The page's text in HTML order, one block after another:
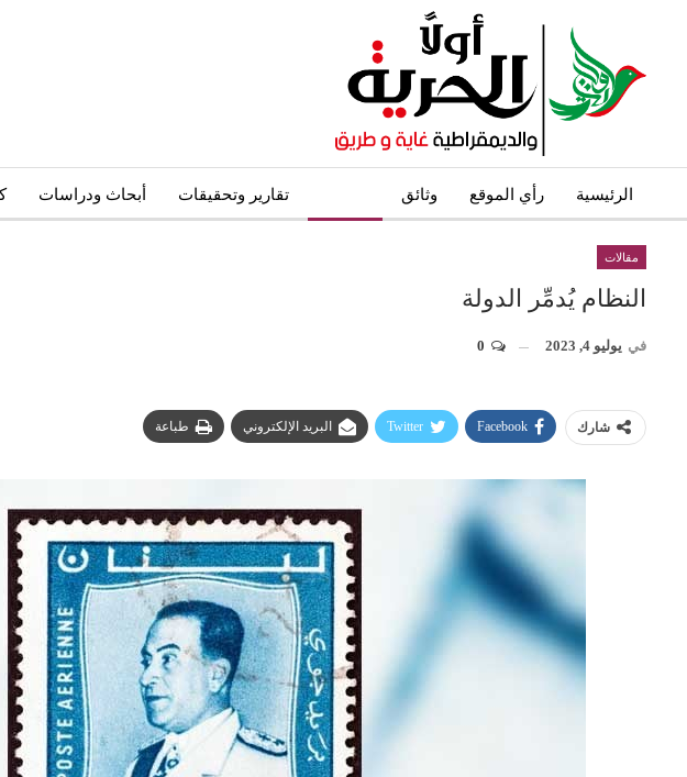
الرئيسية رأي الموقع وثائق تقارير وتحقيقات أبحاث ودراسات
مقالات
النظام يُدمِّر الدولة
في يوليو 4, 2023
شارك Facebook
Twitter البريد الإلكتروني طباعة
نحو استراتيجيّة
نوفمبر 27, 2024
قمة الرياض: أقوال
نوفمبر 27, 2024